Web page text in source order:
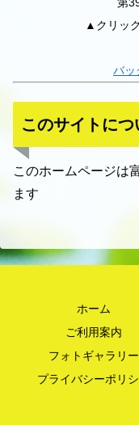
第
▲クリッ
バッ
このサイトにつ
このホームページは
ます
ホーム
ご利用案内
フォトギャラリー
プライバシーポリ